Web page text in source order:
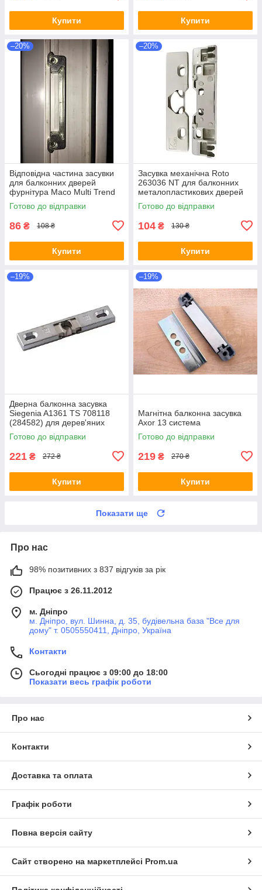
Купити Купити
–20%
Відповідна частина засувки
для балконних дверей
фурнітура Maco Multi Trend
артикул 95003В (95103)
Готово до відправки
86 ₴ 108 ₴
Купити
–20%
Засувка механічна Roto
263036 NT для балконних
металопластикових дверей
фурнітура
Готово до відправки
104 ₴ 130 ₴
Купити
–19%
Дверна балконна засувка
Siegenia A1361 TS 708118
(284582) для дерев'яних
вікон і балконних дверей
Готово до відправки
221 ₴ 272 ₴
Купити
–19%
Магнітна балконна засувка
Axor 13 система
Готово до відправки
219 ₴ 270 ₴
Купити
Показати ще
Про нас
98% позитивних з 837 відгуків за рік
Працює з 26.11.2012
м. Дніпро
м. Дніпро, вул. Шинна, д. 35, будівельна база "Все для
дому" т. 0505550411, Дніпро, Україна
Контакти
Сьогодні працює з 09:00 до 18:00
Показати весь графік роботи
Про нас
Контакти
Доставка та оплата
Графік роботи
Повна версія сайту
Сайт створено на маркетплейсі Prom.ua